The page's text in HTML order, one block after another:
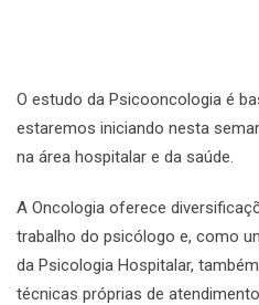
O estudo da Psicooncologia é
estaremos iniciando nesta
na área hospitalar e da saúde.
A Oncologia oferece
trabalho do psicólogo e, como
da Psicologia Hospitalar,
técnicas próprias de